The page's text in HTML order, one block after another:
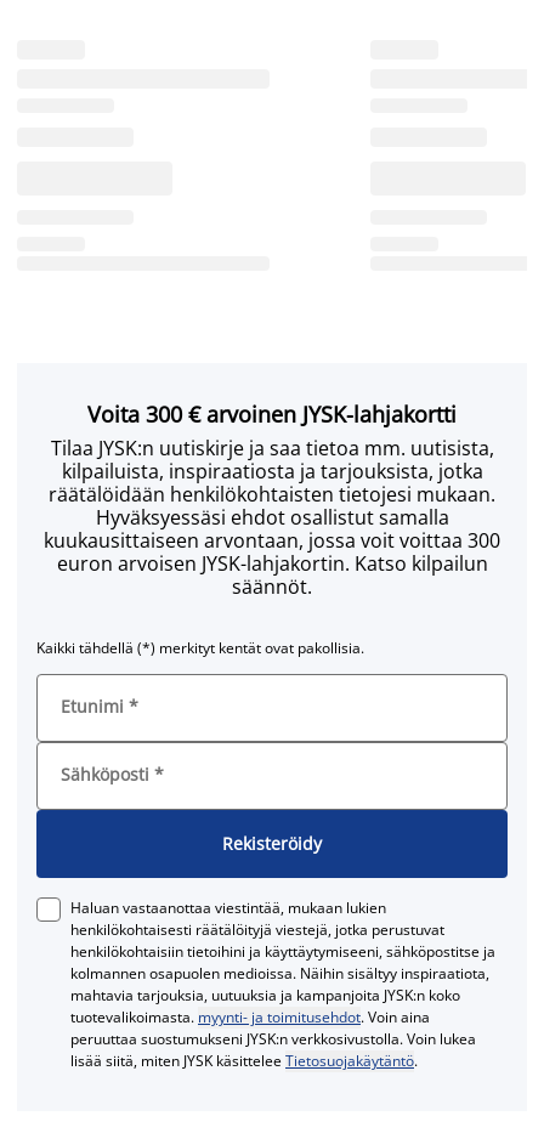
Voita 300 € arvoinen JYSK-lahjakortti
Tilaa JYSK:n uutiskirje ja saa tietoa mm. uutisista,
kilpailuista, inspiraatiosta ja tarjouksista, jotka
räätälöidään henkilökohtaisten tietojesi mukaan.
Hyväksyessäsi ehdot osallistut samalla
kuukausittaiseen arvontaan, jossa voit voittaa 300
euron arvoisen JYSK-lahjakortin. Katso kilpailun
säännöt.
Kaikki tähdellä (*) merkityt kentät ovat pakollisia.
Etunimi *
Sähköposti *
Rekisteröidy
Haluan vastaanottaa viestintää, mukaan lukien
henkilökohtaisesti räätälöityjä viestejä, jotka perustuvat
henkilökohtaisiin tietoihini ja käyttäytymiseeni, sähköpostitse ja
kolmannen osapuolen medioissa. Näihin sisältyy inspiraatiota,
mahtavia tarjouksia, uutuuksia ja kampanjoita JYSK:n koko
tuotevalikoimasta. myynti- ja toimitusehdot. Voin aina
peruuttaa suostumukseni JYSK:n verkkosivustolla. Voin lukea
lisää siitä, miten JYSK käsitteleeTietosuojakäytäntö.